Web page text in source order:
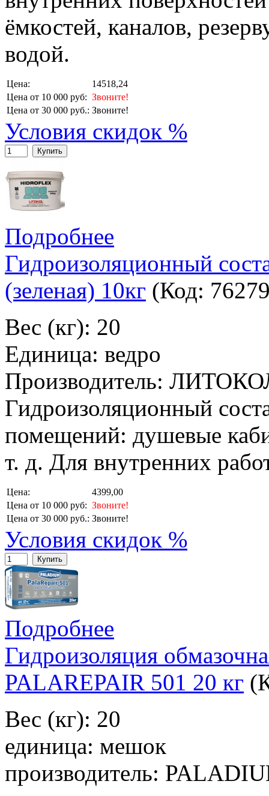
ёмкостей, каналов,
водой.
Цена:
14518,24
Цена от 10 000 руб: Звоните!
Цена от 30 000 руб.: Звоните!
Условия скидок %
Купить
Подробнее
Гидроизоляционный
(зеленая) 10кг (Код:
Вес (кг): 20
Единица: ведро
Производитель:
Гидроизоляционный
помещений: душевые
т. д. Для внутренних
Цена:
4399,00
Цена от 10 000 руб: Звоните!
Цена от 30 000 руб.: Звоните!
Условия скидок %
Купить
Подробнее
Гидроизоляция
PALAREPAIR 501 20 кг
Вес (кг): 20
единица: мешок
производитель: